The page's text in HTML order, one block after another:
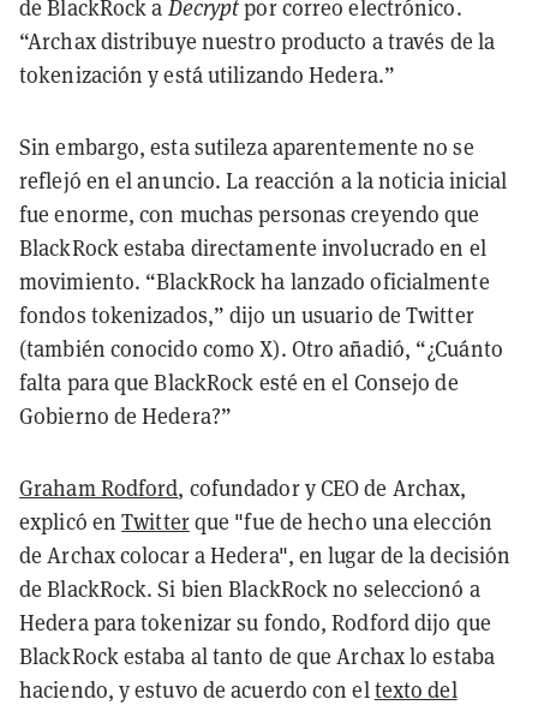
de BlackRock a Decryptpor correo electrónico.
“Archax distribuye nuestro producto a través de la
tokenización y está utilizando Hedera.”
Sin embargo, esta sutileza aparentemente no se
reflejó en el anuncio. La reacción a la noticia inicial
fue enorme, con muchas personas creyendo que
BlackRock estaba directamente involucrado en el
movimiento. “BlackRock ha lanzado oficialmente
fondos tokenizados,” dijo un usuario de Twitter
(también conocido como X). Otro añadió, “¿Cuánto
falta para que BlackRock esté en el Consejo de
Gobierno de Hedera?”
Graham Rodford, cofundador y CEO de Archax,
explicó enTwitterque "fue de hecho una elección
de Archax colocar a Hedera", en lugar de la decisión
de BlackRock. Si bien BlackRock no seleccionó a
Hedera para tokenizar su fondo, Rodford dijo que
BlackRock estaba al tanto de que Archax lo estaba
haciendo, y estuvo de acuerdo con eltexto del